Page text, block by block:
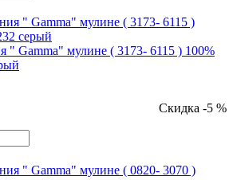
Gamma" мулине ( 3173- 6115 ) 100%
Скидка -5 %